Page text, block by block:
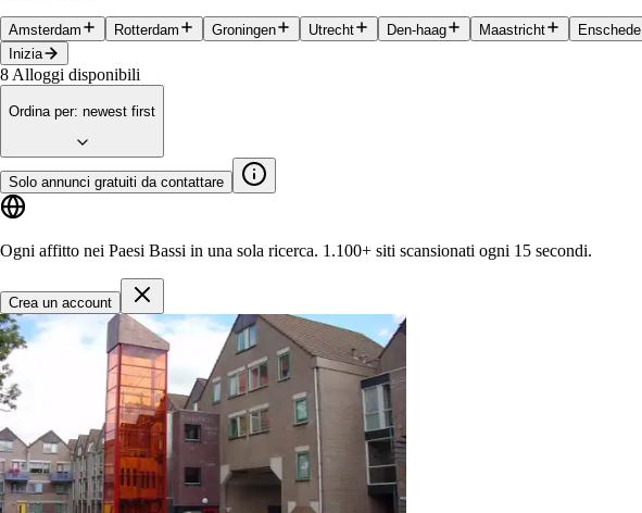
Amsterdam Rotterdam Groningen Utrecht Den-haag Maastricht Enschede
Inizia
8 Alloggi disponibili
Ordina per: newest first
Solo annunci gratuiti da contattare
Ogni affitto nei Paesi Bassi in una sola ricerca. 1.100+ siti scansionati ogni 15 secondi.
Crea un account